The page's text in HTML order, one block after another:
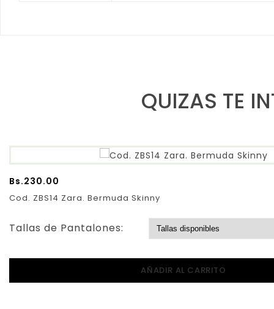
QUIZAS TE
Bs.230.00
Cod. ZBS14 Zara. Bermuda Skinny
Tallas de Pantalones:
AÑADIR AL CARRITO